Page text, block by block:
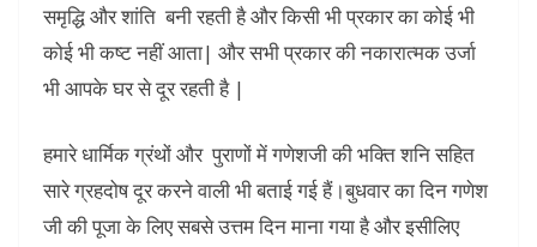
समृद्धि और शांति बनी रहती है और किसी भी प्रकार का कोई भी
कोई भी कष्ट नहीं आता| और सभी प्रकार की नकारात्मक उर्जा
भी आपके घर से दूर रहती है |
हमारे धार्मिक ग्रंथों और पुराणों में गणेशजी की भक्ति शनि सहित
सारे ग्रहदोष दूर करने वाली भी बताई गई हैं।बुधवार का दिन गणेश
जी की पूजा के लिए सबसे उत्तम दिन माना गया है और इसीलिए